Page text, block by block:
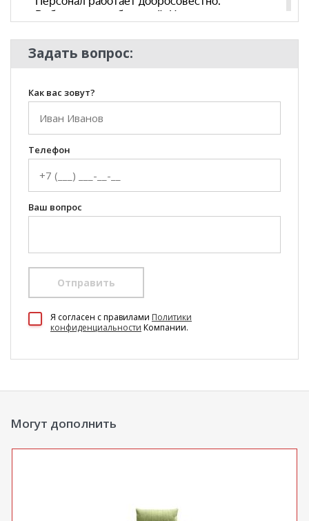
Стиль
Современный
Комната
Кабинет/Офис
Пол
Задать вопрос:
Как вас зовут?
Телефон
Ваш вопрос
Отправить
Я согласен c правилами Политики
конфиденциальности Компании.
Могут дополнить